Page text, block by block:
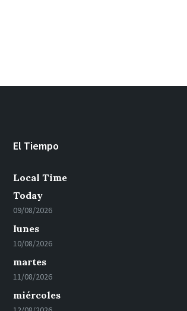
El Tiempo
Local Time
Today
09/08/2026
lunes
10/08/2026
martes
11/08/2026
miércoles